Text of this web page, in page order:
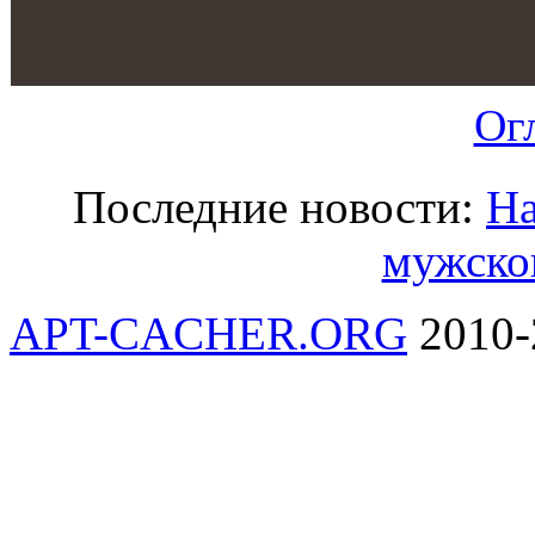
Последние новости:
APT-CACHER.ORG